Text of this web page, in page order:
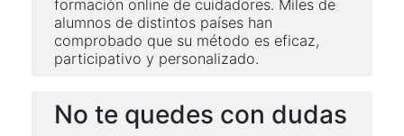
formación online de cuidadores. Miles de
alumnos de distintos países han
comprobado que su método es eficaz,
participativo y personalizado.
No te quedes con dudas